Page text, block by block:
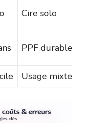
Cire solo
PPF durable
Usage mixte